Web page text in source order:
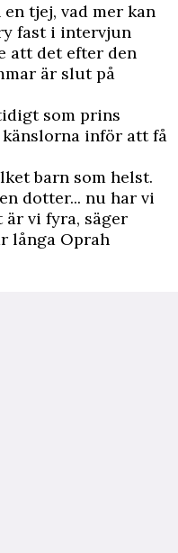
tjej, vad mer kan
fast i intervjun
att det efter den
är slut på
som prins
inför att få
barn som helst.
dotter... nu har vi
är vi fyra, säger
långa Oprah